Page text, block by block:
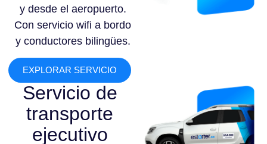
y desde el aeropuerto.
Con servicio wifi a bordo
y conductores bilingües.
EXPLORAR SERVICIO
Servicio de
transporte
ejecutivo